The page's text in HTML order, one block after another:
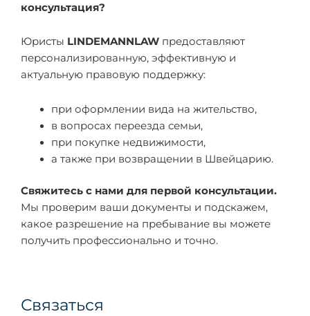
консультация?
Юристы LINDEMANNLAW предоставляют
персонализированную, эффективную и
актуальную правовую поддержку:
при оформлении вида на жительство,
в вопросах переезда семьи,
при покупке недвижимости,
а также при возвращении в Швейцарию.
Свяжитесь с нами для первой консультации.
Мы проверим ваши документы и подскажем,
какое разрешение на пребывание вы можете
получить профессионально и точно.
Связаться